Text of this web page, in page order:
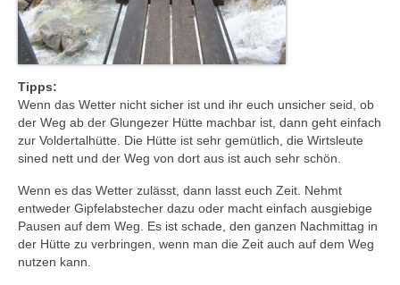
Tipps:
Wenn das Wetter nicht sicher ist und ihr euch unsicher seid, ob
der Weg ab der Glungezer Hütte machbar ist, dann geht einfach
zur Voldertalhütte. Die Hütte ist sehr gemütlich, die Wirtsleute
sined nett und der Weg von dort aus ist auch sehr schön.
Wenn es das Wetter zulässt, dann lasst euch Zeit. Nehmt
entweder Gipfelabstecher dazu oder macht einfach ausgiebige
Pausen auf dem Weg. Es ist schade, den ganzen Nachmittag in
der Hütte zu verbringen, wenn man die Zeit auch auf dem Weg
nutzen kann.